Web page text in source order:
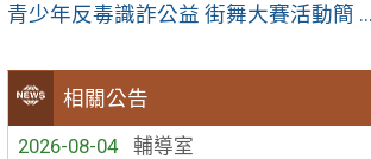
相關公告
2026-08-04
輔導室
青少年反毒識詐公益 街舞大賽活動簡 ...